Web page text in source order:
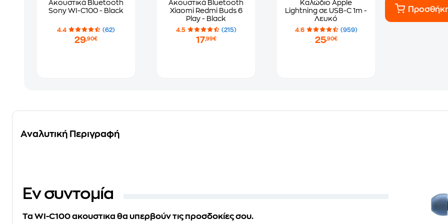
Ακουστικά Bluetooth
Sony WI-C100 - Black
4.4 (62)
29,90€
Ακουστικά Bluetooth
Xiaomi Redmi Buds 6
Play - Black
4.5 (215)
17,99€
Καλώδιο Apple
Lightning σε USB-C 1m -
Λευκό
4.6 (959)
25,90€
Αναλυτική Περιγραφή
Eν συντομία
Τα WI-C100ακουστικα θα υπερβούν τις προσδοκίες σου.